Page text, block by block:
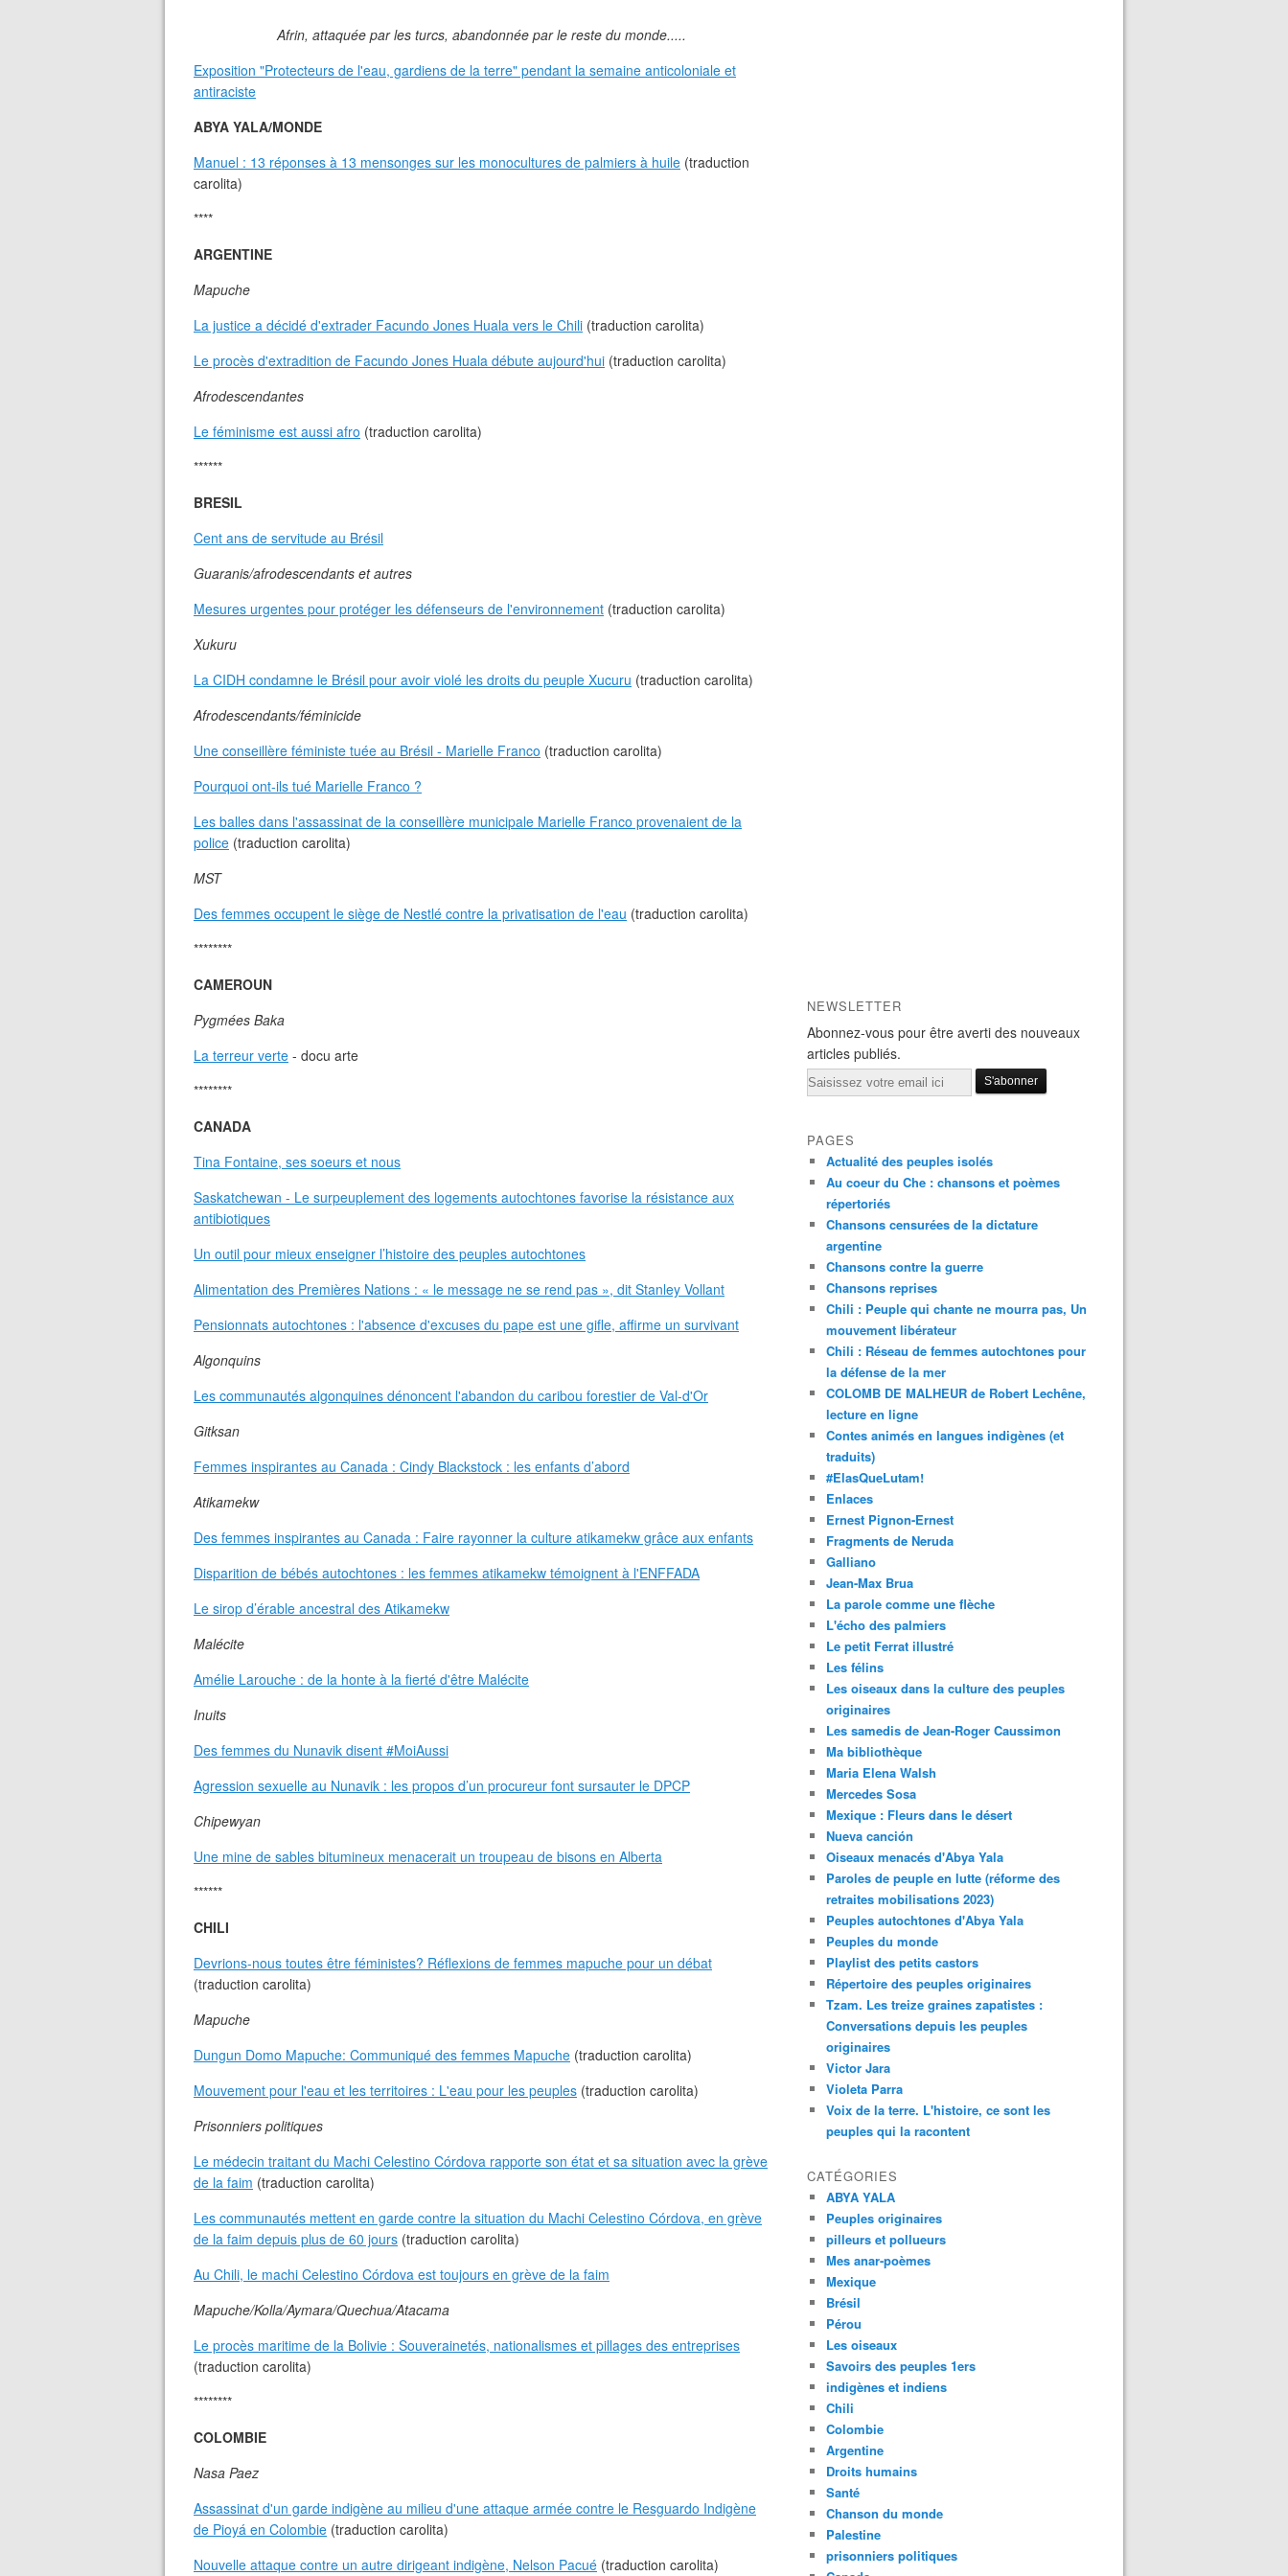
Afrin, attaquée par les turcs, abandonnée par le reste du monde.....
Exposition "Protecteurs de l'eau, gardiens de la terre" pendant la semaine anticoloniale et
antiraciste
ABYA YALA/MONDE
Manuel : 13 réponses à 13 mensonges sur les monocultures de palmiers à huile (traduction
carolita)
****
ARGENTINE
Mapuche
La justice a décidé d'extrader Facundo Jones Huala vers le Chili (traduction carolita)
Le procès d'extradition de Facundo Jones Huala débute aujourd'hui (traduction carolita)
Afrodescendantes
Le féminisme est aussi afro (traduction carolita)
******
BRESIL
Cent ans de servitude au Brésil
Guaranis/afrodescendants et autres
Mesures urgentes pour protéger les défenseurs de l'environnement (traduction carolita)
Xukuru
La CIDH condamne le Brésil pour avoir violé les droits du peuple Xucuru (traduction carolita)
Afrodescendants/féminicide
Une conseillère féministe tuée au Brésil - Marielle Franco (traduction carolita)
Pourquoi ont-ils tué Marielle Franco ?
Les balles dans l'assassinat de la conseillère municipale Marielle Franco provenaient de la
police (traduction carolita)
MST
Des femmes occupent le siège de Nestlé contre la privatisation de l'eau (traduction carolita)
********
CAMEROUN
Pygmées Baka
La terreur verte - docu arte
********
CANADA
Tina Fontaine, ses soeurs et nous
Saskatchewan - Le surpeuplement des logements autochtones favorise la résistance aux
antibiotiques
Un outil pour mieux enseigner l’histoire des peuples autochtones
Alimentation des Premières Nations : « le message ne se rend pas », dit Stanley Vollant
Pensionnats autochtones : l'absence d'excuses du pape est une gifle, affirme un survivant
Algonquins
Les communautés algonquines dénoncent l'abandon du caribou forestier de Val-d'Or
Gitksan
Femmes inspirantes au Canada : Cindy Blackstock : les enfants d’abord
Atikamekw
Des femmes inspirantes au Canada : Faire rayonner la culture atikamekw grâce aux enfants
Disparition de bébés autochtones : les femmes atikamekw témoignent à l'ENFFADA
Le sirop d’érable ancestral des Atikamekw
Malécite
Amélie Larouche : de la honte à la fierté d'être Malécite
Inuits
Des femmes du Nunavik disent #MoiAussi
Agression sexuelle au Nunavik : les propos d’un procureur font sursauter le DPCP
Chipewyan
Une mine de sables bitumineux menacerait un troupeau de bisons en Alberta
******
CHILI
Devrions-nous toutes être féministes? Réflexions de femmes mapuche pour un débat
(traduction carolita)
Mapuche
Dungun Domo Mapuche: Communiqué des femmes Mapuche (traduction carolita)
Mouvement pour l'eau et les territoires : L'eau pour les peuples (traduction carolita)
Prisonniers politiques
Le médecin traitant du Machi Celestino Córdova rapporte son état et sa situation avec la grève
de la faim (traduction carolita)
Les communautés mettent en garde contre la situation du Machi Celestino Córdova, en grève
de la faim depuis plus de 60 jours (traduction carolita)
Au Chili, le machi Celestino Córdova est toujours en grève de la faim
Mapuche/Kolla/Aymara/Quechua/Atacama
Le procès maritime de la Bolivie : Souverainetés, nationalismes et pillages des entreprises
(traduction carolita)
********
COLOMBIE
Nasa Paez
Assassinat d'un garde indigène au milieu d'une attaque armée contre le Resguardo Indigène
de Pioyá en Colombie (traduction carolita)
Nouvelle attaque contre un autre dirigeant indigène, Nelson Pacué (traduction carolita)
NEWSLETTER
Abonnez-vous pour être averti des nouveaux
articles publiés.
Email
PAGES
Actualité des peuples isolés
Au coeur du Che : chansons et poèmes
répertoriés
Chansons censurées de la dictature
argentine
Chansons contre la guerre
Chansons reprises
Chili : Peuple qui chante ne mourra pas, Un
mouvement libérateur
Chili : Réseau de femmes autochtones pour
la défense de la mer
COLOMB DE MALHEUR de Robert Lechêne,
lecture en ligne
Contes animés en langues indigènes (et
traduits)
#ElasQueLutam!
Enlaces
Ernest Pignon-Ernest
Fragments de Neruda
Galliano
Jean-Max Brua
La parole comme une flèche
L'écho des palmiers
Le petit Ferrat illustré
Les félins
Les oiseaux dans la culture des peuples
originaires
Les samedis de Jean-Roger Caussimon
Ma bibliothèque
Maria Elena Walsh
Mercedes Sosa
Mexique : Fleurs dans le désert
Nueva canción
Oiseaux menacés d'Abya Yala
Paroles de peuple en lutte (réforme des
retraites mobilisations 2023)
Peuples autochtones d'Abya Yala
Peuples du monde
Playlist des petits castors
Répertoire des peuples originaires
Tzam. Les treize graines zapatistes :
Conversations depuis les peuples
originaires
Victor Jara
Violeta Parra
Voix de la terre. L'histoire, ce sont les
peuples qui la racontent
CATÉGORIES
ABYA YALA
Peuples originaires
pilleurs et pollueurs
Mes anar-poèmes
Mexique
Brésil
Pérou
Les oiseaux
Savoirs des peuples 1ers
indigènes et indiens
Chili
Colombie
Argentine
Droits humains
Santé
Chanson du monde
Palestine
prisonniers politiques